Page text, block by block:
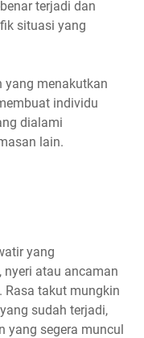
terjadi dan
situasi yang
yang menakutkan
individu
dialami
lain.
yang
nyeri atau ancaman
Rasa takut mungkin
sudah terjadi,
yang segera muncul